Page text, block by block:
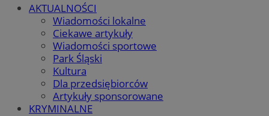
AKTUALNOŚCI
Wiadomości lokalne
Ciekawe artykuły
Wiadomości sportowe
Park Śląski
Kultura
Dla przedsiębiorców
Artykuły sponsorowane
KRYMINALNE